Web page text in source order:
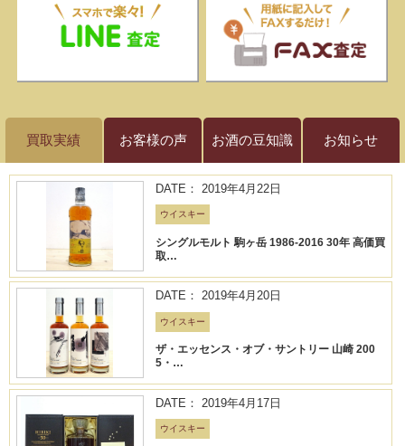
買取実績 お客様の声 お酒の豆知識 お知らせ
DATE： 2019年4月22日
ウイスキー
シングルモルト 駒ヶ岳 1986-2016 30年 高価買
取…
DATE： 2019年4月20日
ウイスキー
ザ・エッセンス・オブ・サントリー 山崎 200
5・…
DATE： 2019年4月17日
ウイスキー